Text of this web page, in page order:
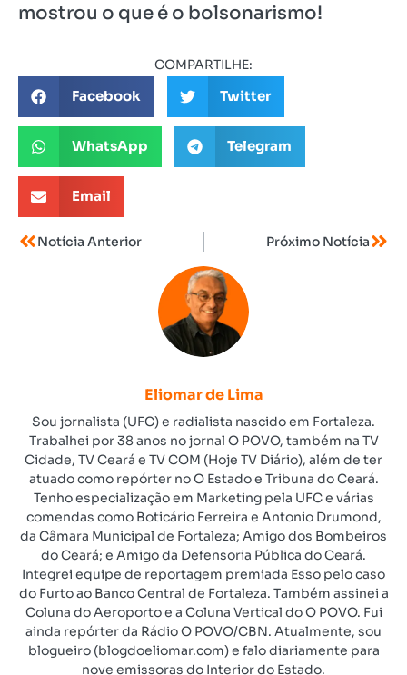
mostrou o que é o bolsonarismo!
COMPARTILHE:
Facebook Twitter
WhatsApp Telegram
Email
Notícia Anterior Próximo Notícia
Eliomar de Lima
Sou jornalista (UFC) e radialista nascido em Fortaleza.
Trabalhei por 38 anos no jornal O POVO, também na TV
Cidade, TV Ceará e TV COM (Hoje TV Diário), além de ter
atuado como repórter no O Estado e Tribuna do Ceará.
Tenho especialização em Marketing pela UFC e várias
comendas como Boticário Ferreira e Antonio Drumond,
da Câmara Municipal de Fortaleza; Amigo dos Bombeiros
do Ceará; e Amigo da Defensoria Pública do Ceará.
Integrei equipe de reportagem premiada Esso pelo caso
do Furto ao Banco Central de Fortaleza. Também assinei a
Coluna do Aeroporto e a Coluna Vertical do O POVO. Fui
ainda repórter da Rádio O POVO/CBN. Atualmente, sou
blogueiro (blogdoeliomar.com) e falo diariamente para
nove emissoras do Interior do Estado.